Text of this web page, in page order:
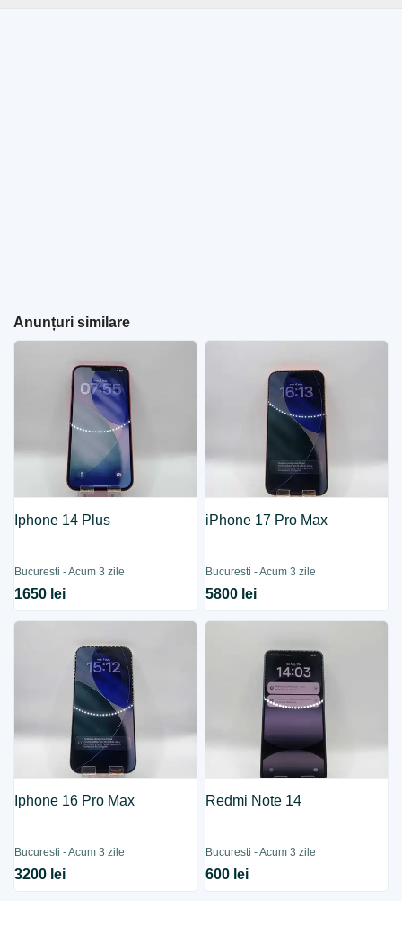
Anunțuri similare
Iphone 14 Plus
Bucuresti - Acum 3 zile
1650 lei
iPhone 17 Pro Max
Bucuresti - Acum 3 zile
5800 lei
Iphone 16 Pro Max
Bucuresti - Acum 3 zile
3200 lei
Redmi Note 14
Bucuresti - Acum 3 zile
600 lei